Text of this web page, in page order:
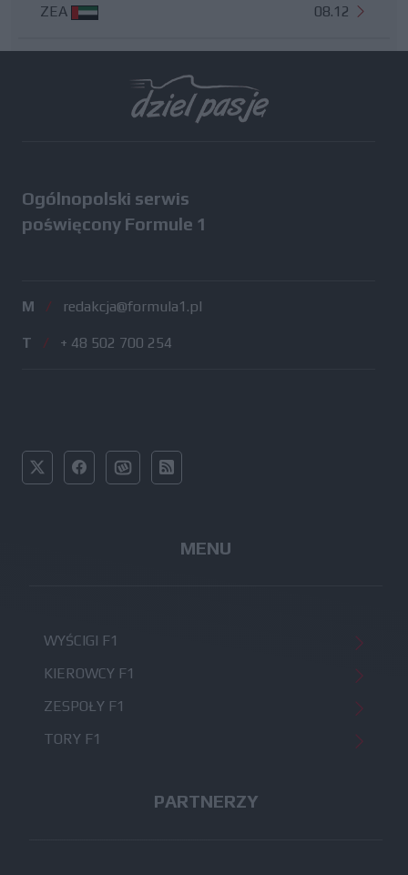
ZEA 08.12
Ogólnopolski serwis
poświęcony Formule 1
M / redakcja@formula1.pl
T / + 48 502 700 254
MENU
WYŚCIGI F1
KIEROWCY F1
ZESPOŁY F1
TORY F1
PARTNERZY